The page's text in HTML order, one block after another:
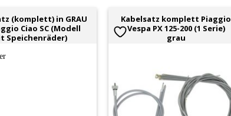
(komplett) in GRAU
Ciao SC (Modell
Speichenräder)
Kabelsatz komplett Piaggio
Vespa PX 125-200 (1 Serie)
grau